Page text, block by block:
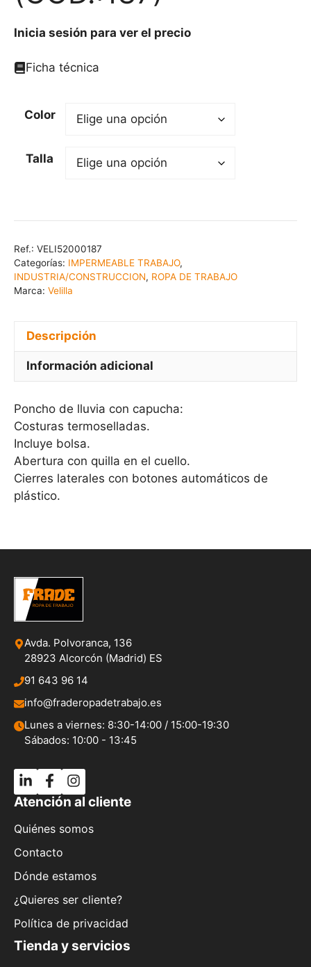
Inicia sesión para ver el precio
Ficha técnica
Color
Talla
Ref.: VELI52000187
Categorías: IMPERMEABLE TRABAJO,
INDUSTRIA/CONSTRUCCION, ROPA DE TRABAJO
Marca: Velilla
Descripción
Información adicional
Poncho de lluvia con capucha:
Costuras termoselladas.
Incluye bolsa.
Abertura con quilla en el cuello.
Cierres laterales con botones automáticos de
plástico.
Avda. Polvoranca, 136
28923 Alcorcón (Madrid) ES
91 643 96 14
info@fraderopadetrabajo.es
Lunes a viernes: 8:30-14:00 / 15:00-19:30
Sábados: 10:00 - 13:45
Atención al cliente
Quiénes somos
Contacto
Dónde estamos
¿Quieres ser cliente?
Política de privacidad
Tienda y servicios